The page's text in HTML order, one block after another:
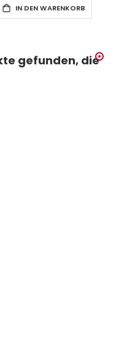
IN DEN WARENKORB
gefunden, die